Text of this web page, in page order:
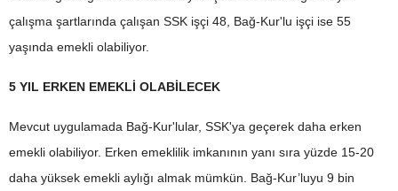
çalışma şartlarında çalışan SSK işçi 48, Bağ-Kur'lu işçi ise 55
yaşında emekli olabiliyor.
5 YIL ERKEN EMEKLİ OLABİLECEK
Mevcut uygulamada Bağ-Kur'lular, SSK'ya geçerek daha erken
emekli olabiliyor. Erken emeklilik imkanının yanı sıra yüzde 15-20
daha yüksek emekli aylığı almak mümkün. Bağ-Kur’luyu 9 bin